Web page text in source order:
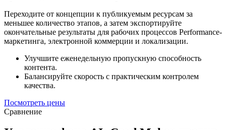
Переходите от концепции к публикуемым ресурсам за
меньшее количество этапов, а затем экспортируйте
окончательные результаты для рабочих процессов Performance-
маркетинга, электронной коммерции и локализации.
Улучшите еженедельную пропускную способность
контента.
Балансируйте скорость с практическим контролем
качества.
Посмотреть цены
Сравнение